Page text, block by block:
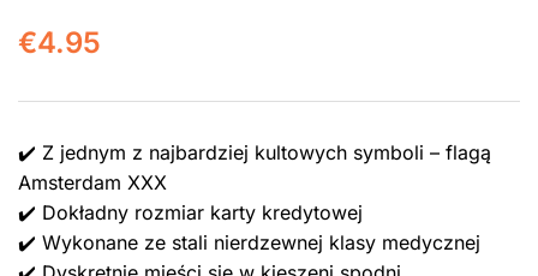
€4.95
✔️ Z jednym z najbardziej kultowych symboli – flagą
Amsterdam XXX
✔️ Dokładny rozmiar karty kredytowej
✔️ Wykonane ze stali nierdzewnej klasy medycznej